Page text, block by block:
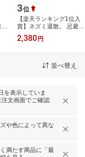
3位
【楽天ランキング1位入
賞】ネズミ退散。 忌避剤
ネズミよけ ねずみ 屋内
外兼用強力プロ仕様・天
2,380 円
並べ替え
を表示していま
文画面でご確認
や色によって異な
満たす商品に「最